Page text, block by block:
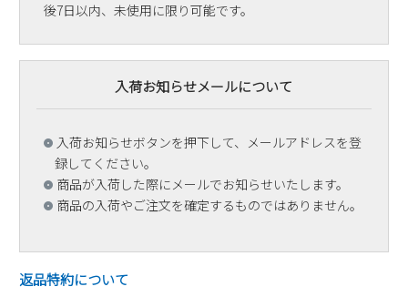
後7日以内、未使用に限り可能です。
入荷お知らせメールについて
入荷お知らせボタンを押下して、メールアドレスを登
録してください。
商品が入荷した際にメールでお知らせいたします。
商品の入荷やご注文を確定するものではありません。
返品特約について